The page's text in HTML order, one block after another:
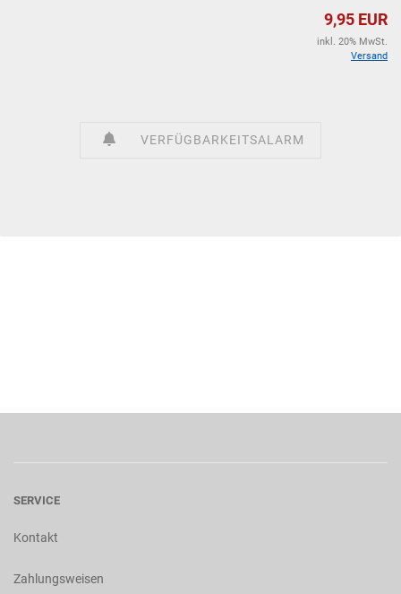
9,95 EUR
inkl. 20% MwSt.
Versand
VERFÜGBARKEITSALARM
SERVICE
Kontakt
Zahlungsweisen